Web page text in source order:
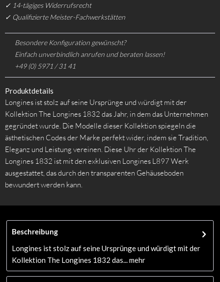
✓ 14-tägiges Widerrufsrecht
✓ Qualifizierte Meister-Fachwerkstätten
Besondere Konfiguration gewünscht?
Einfach unverbindlich anrufen und beraten lassen!
+49 (0) 5971 / 31 41
Produktdetails
Longines ist stolz auf seine Ursprünge und würdigt mit der
Kollektion The Longines 1832 das Jahr, in dem das Unternehmen
gegründet wurde. Die Modelle dieser Kollektion spiegeln die
ästhetischen Codes der Marke perfekt wider, indem sie Tradition,
Eleganz und Leistung vereinen. Diese Uhr der Kollektion The
Longines 1832 ist mit den exklusiven Longines L897 Werk
ausgestattet, das durch den transparenten Gehäuseboden
bewundert werden kann.
Beschreibung
Longines ist stolz auf seine Ursprünge und würdigt mit der
Kollektion The Longines 1832 das...
mehr